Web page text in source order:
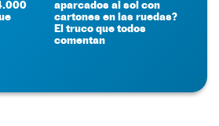
aparcados al sol con
cartones en las ruedas?
El truco que todos
comentan